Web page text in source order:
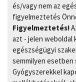
és/vagy nem az
figyelmeztetés
Figyelmeztetés!
azt - jelen weboldal
egészségügyi
semmilyen
Gyógyszerekkel